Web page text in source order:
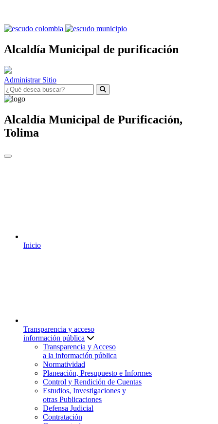
Alcaldía Municipal de purificación
Administrar Sitio
Alcaldía Municipal de Purificación,
Tolima
Inicio
Transparencia y acceso
información pública
Transparencia y Acceso
a la información pública
Normatividad
Planeación, Presupuesto e Informes
Control y Rendición de Cuentas
Estudios, Investigaciones y
otras Publicaciones
Defensa Judicial
Contratación